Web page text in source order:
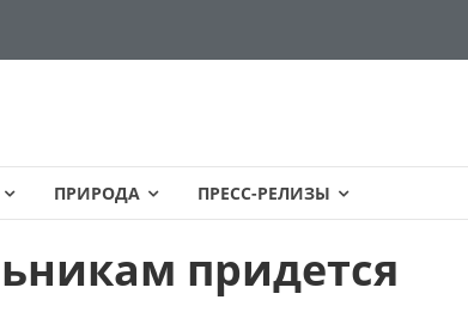
ПРИРОДА ПРЕСС-РЕЛИЗЫ
придется